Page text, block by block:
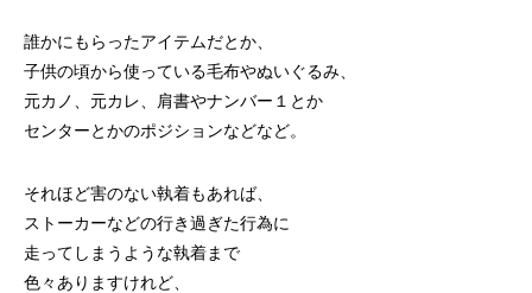
誰かにもらったアイテムだとか、
子供の頃から使っている毛布やぬいぐるみ、
元カノ、元カレ、肩書やナンバー１とか
センターとかのポジションなどなど。
それほど害のない執着もあれば、
ストーカーなどの行き過ぎた行為に
走ってしまうような執着まで
色々ありますけれど、